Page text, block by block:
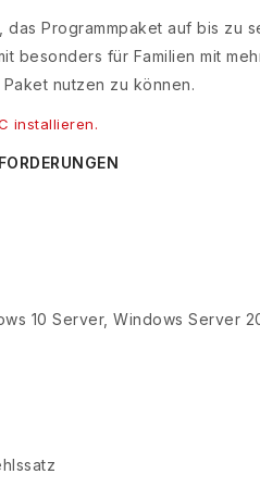
Programmpaket auf bis zu
besonders für Familien mit
nutzen zu können.
installieren.
10 Server, Windows Server